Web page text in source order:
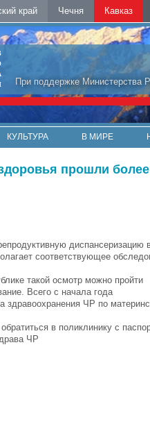
край Чечня Кавказ
При поддержке Министерства
КУЛЬТУРА В МИРЕ
прошли
диспансеризацию
соответствующее
такой осмотр можно пройти
Всего с начала года
здравоохранения ЧР по
в поликлинику с
ЧР